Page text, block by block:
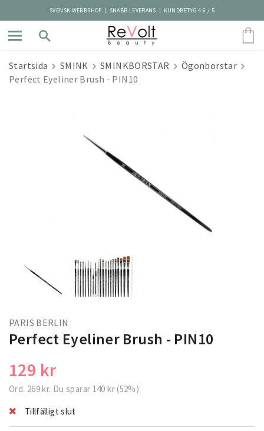
SVENSK WEBBSHOP | SNABB LEVERANS | KUNDBETYG 4.6 / 5
Startsida SMINK SMINKBORSTAR
Ögonborstar
Perfect Eyeliner Brush - PIN10
PARIS BERLIN
Perfect Eyeliner Brush - PIN10
129 kr
Ord. 269 kr. Du sparar 140 kr(52%)
Tillfälligt slut